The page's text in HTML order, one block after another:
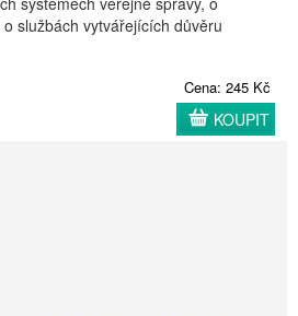
službách vytvářejících důvěru
Cena: 245 Kč
KOUPIT